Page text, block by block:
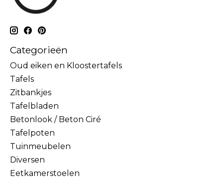
Categorieën
Oud eiken en Kloostertafels
Tafels
Zitbankjes
Tafelbladen
Betonlook / Beton Ciré
Tafelpoten
Tuinmeubelen
Diversen
Eetkamerstoelen